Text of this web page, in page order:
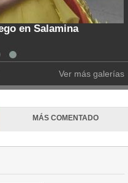
Pregón de la Noche del
Ver más galerías
MÁS COMENTADO